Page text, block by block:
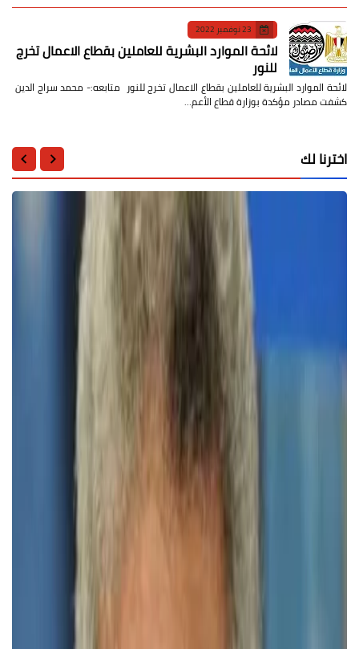
23 نوفمبر 2022
لائحة الموارد البشرية للعاملين بقطاع الاعمال تخرج
للنور
لائحة الموارد البشرية للعاملين بقطاع الاعمال تخرج للنور متابعه:- محمد سراج الدين
كشفت مصادر مؤكدة بوزارة قطاع الأعم…
اخترنا لك